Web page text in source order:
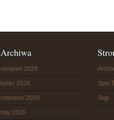
Archiwa
sierpień 2026
lipiec 2026
czerwiec 2026
maj 2026
Spis
Tagi